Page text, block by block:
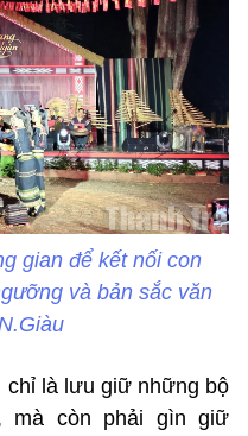
gian để kết nối con
và bản sắc văn
chỉ là lưu giữ những bộ
mà còn phải gìn giữ